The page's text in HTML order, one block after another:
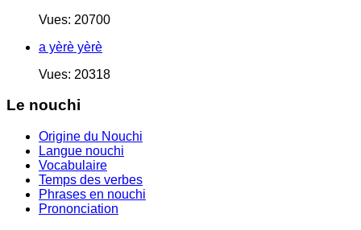
Vues: 20700
a yèrè yèrè
Vues: 20318
Le nouchi
Origine du Nouchi
Langue nouchi
Vocabulaire
Temps des verbes
Phrases en nouchi
Prononciation